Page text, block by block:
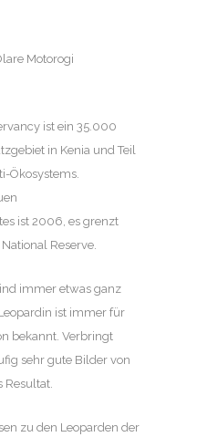
Motorogi
ist ein 35.000
in Kenia und Teil
Ökosystems.
ist 2006, es grenzt
Reserve.
immer etwas ganz
ist immer für
bekannt. Verbringt
sehr gute Bilder von
Resultat.
zu den Leoparden der